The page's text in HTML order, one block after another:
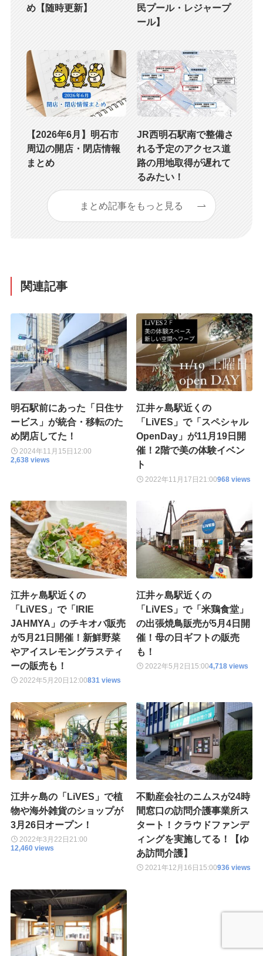
め【随時更新】
民プール・レジャープ
ール】
【2026年6月】明石市
周辺の開店・閉店情報
まとめ
JR西明石駅南で整備さ
れる予定のアクセス道
路の用地取得が遅れて
るみたい！
まとめ記事をもっと見る
関連記事
明石駅前にあった「日住サ
ービス」が統合・移転のた
め閉店してた！
2024年11月15日 12:00
2,638 views
江井ヶ島駅近くの
「LiVES」で「スペシャル
OpenDay」が11月19日開
催！2階で美の体験イベン
ト
2022年11月17日 21:00968 views
江井ヶ島駅近くの
「LiVES」で「IRIE
JAHMYA」のチキオバ販売
が5月21日開催！新鮮野菜
やアイスレモングラスティ
ーの販売も！
2022年5月20日 12:00831 views
江井ヶ島駅近くの
「LiVES」で「米鶏食堂」
の出張焼鳥販売が5月4日開
催！母の日ギフトの販売
も！
2022年5月2日 15:004,718 views
江井ヶ島の「LiVES」で植
物や海外雑貨のショップが
3月26日オープン！
2022年3月22日 21:00
12,460 views
不動産会社のニムスが24時
間窓口の訪問介護事業所ス
タート！クラウドファンデ
ィングを実施してる！【ゆ
あ訪問介護】
2021年12月16日 15:00936 views